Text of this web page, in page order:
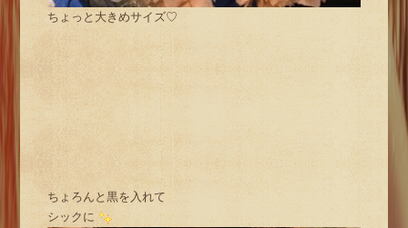
ちょっと大きめサイズ♡
ちょろんと黒を入れて
シックに